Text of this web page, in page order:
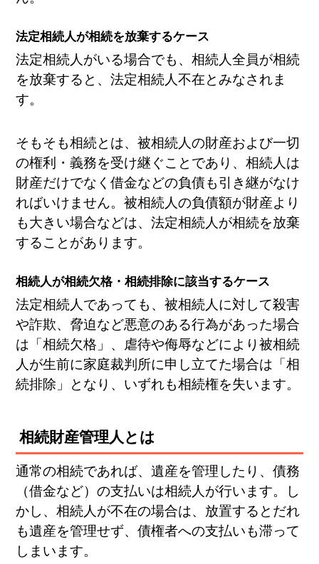
法定相続人が相続を放棄するケース
法定相続人がいる場合でも、相続人全員が相続
を放棄すると、法定相続人不在とみなされま
す。
そもそも相続とは、被相続人の財産および一切
の権利・義務を受け継ぐことであり、相続人は
財産だけでなく借金などの負債も引き継がなけ
ればいけません。被相続人の負債額が財産より
も大きい場合などは、法定相続人が相続を放棄
することがあります。
相続人が相続欠格・相続排除に該当するケース
法定相続人であっても、被相続人に対して殺害
や詐欺、脅迫など悪意のある行為があった場合
は「相続欠格」、虐待や侮辱などにより被相続
人が生前に家庭裁判所に申し立てた場合は「相
続排除」となり、いずれも相続権を失います。
相続財産管理人とは
通常の相続であれば、遺産を管理したり、債務
（借金など）の支払いは相続人が行います。し
かし、相続人が不在の場合は、放置するとだれ
も遺産を管理せず、債権者への支払いも滞って
しまいます。